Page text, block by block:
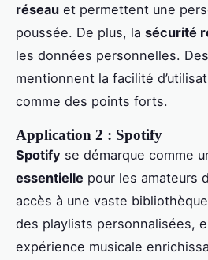
réseau et permettent une
poussée. De plus, la sécurité
les données personnelles.
mentionnent la facilité
comme des points forts.
Application 2 : Spotify
Spotify se démarque comme
essentielle pour les amateurs
accès à une vaste
des playlists personnalisées,
expérience musicale